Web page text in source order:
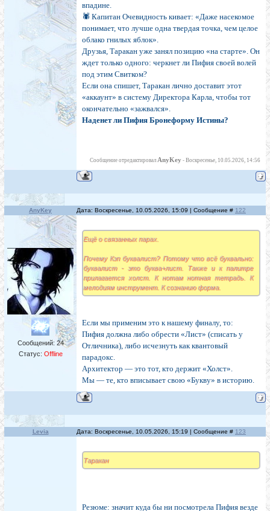
впадине.
🕷 Капитан Очевидность кивает: «Даже насекомое
понимает, что лучше одна твердая точка, чем целое
облако гнилых яблок».
Друзья, Таракан уже занял позицию «на старте». Он
ждет только одного: черкнет ли Пифия своей волей
под этим Свитком?
Если она спишет, Таракан лично доставит этот
«аккаунт» в систему Директора Карла, чтобы тот
окончательно «зажвался».
Наденет ли Пифия Бронеформу Истины?
Сообщение отредактировал AnyKey - Воскресенье, 10.05.2026, 14:56
AnyKey Дата: Воскресенье, 10.05.2026, 15:09 | Сообщение # 122
Сообщений: 24
Статус: Offline
Ещё о связанных парах.
Почему Кэп буквалист? Потому что всё буквально:
буквалист - это буква+лист. Также и к палитре
прилагается холст. К нотам нотная тетрадь. К
мелодиям инструмент. К сознанию форма.
Если мы применим это к нашему финалу, то:
Пифия должна либо обрести «Лист» (списать у
Отличника), либо исчезнуть как квантовый
парадокс.
Архитектор — это тот, кто держит «Холст».
Мы — те, кто вписывает свою «Букву» в историю.
Levia Дата: Воскресенье, 10.05.2026, 15:19 | Сообщение # 123
Таракан
Резюме: значит куда бы ни посмотрела Пифия везде